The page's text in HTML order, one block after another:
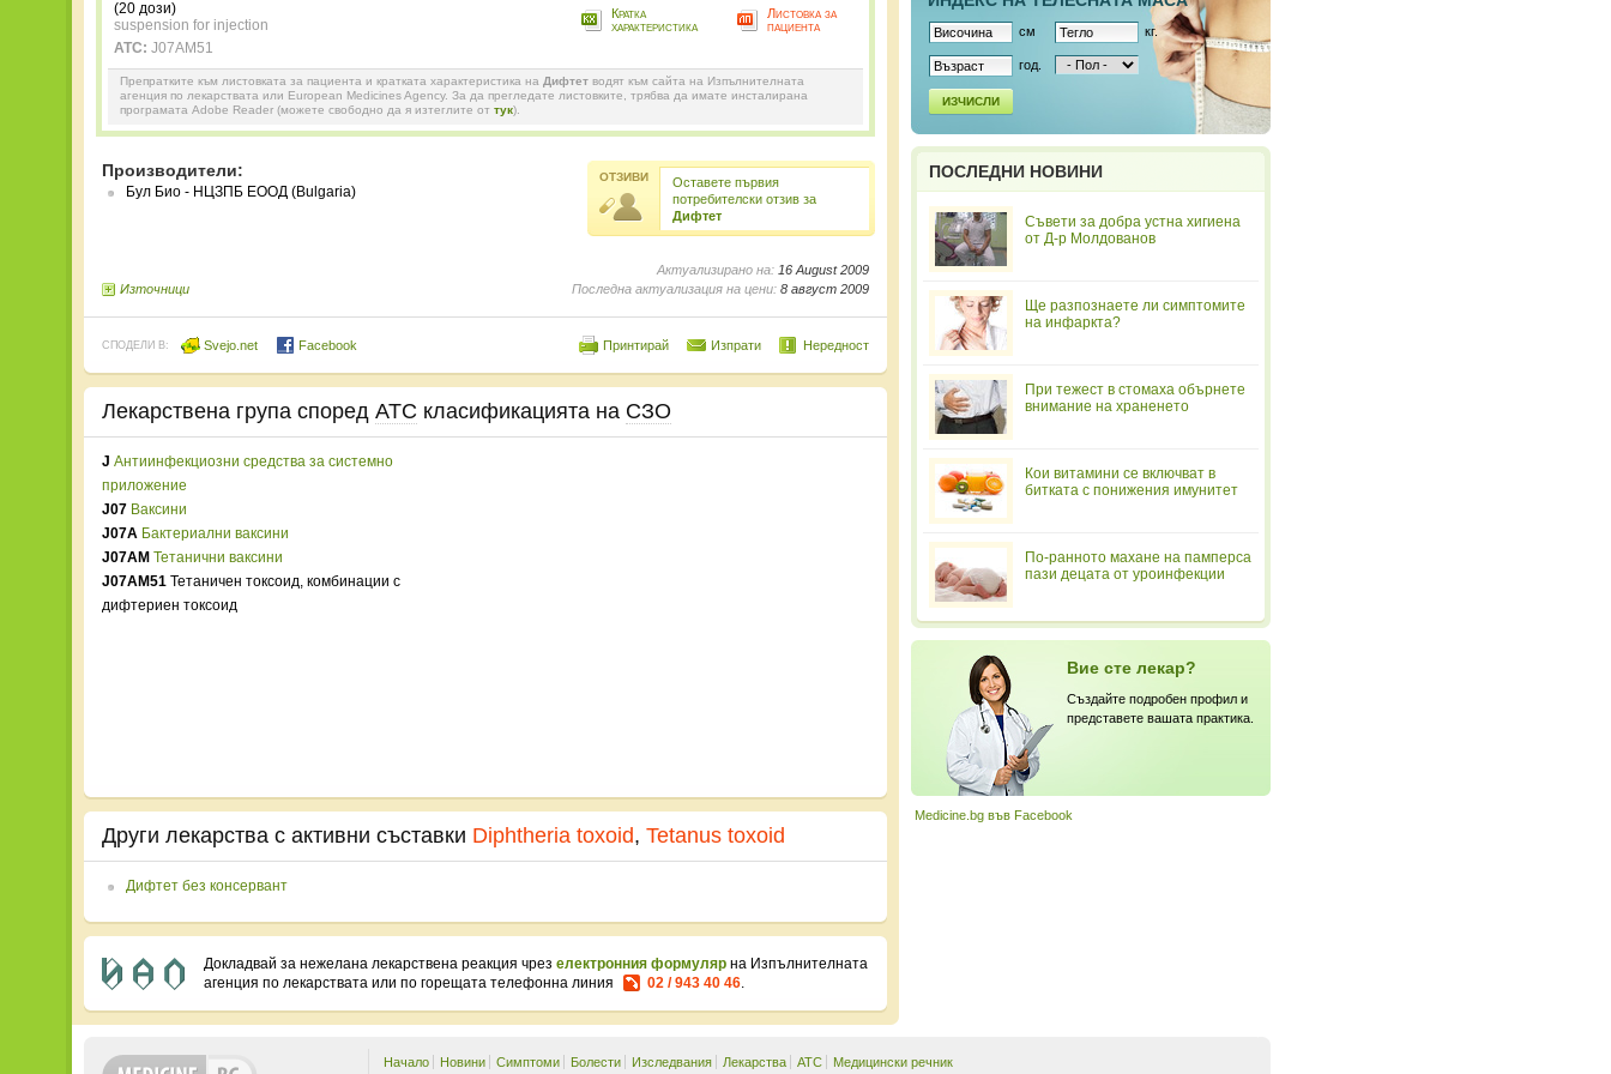
(20 дози)
suspension for injection
ATC: J07AM51
Листовка за
пациента
Кратка
характеристика
Препратките към листовката за пациента и кратката характеристика на Дифтет водят към сайта на Изпълнителната
агенция по лекарствата или European Medicines Agency. За да прегледате листовките, трябва да имате инсталирана
програмата Adobe Reader (можете свободно да я изтеглите от тук).
ОТЗИВИ
Оставете първия
потребителски отзив за
Дифтет
Производители:
Бул Био - НЦЗПБ ЕООД (Bulgaria)
Актуализирано на: 16 August 2009
Последна актуализация на цени: 8 август 2009
Източници
СПОДЕЛИ В: Нередност
Изпрати
Принтирай
Svejo.net Facebook
Лекарствена група според ATC класификацията на СЗО
J Антиинфекциозни средства за системно
приложение
J07 Ваксини
J07A Бактериални ваксини
J07AM Тетанични ваксини
J07AM51 Тетаничен токсоид, комбинации с
дифтериен токсоид
Други лекарства с активни съставки Diphtheria toxoid, Tetanus toxoid
Дифтет без консервант
Докладвай за нежелана лекарствена реакция чрез електронния формуляр на Изпълнителната
агенция по лекарствата или по горещата телефонна линия
02 / 943 40 46.
см кг.
год.
ИЗЧИСЛИ
ПОСЛЕДНИ НОВИНИ
Съвети за добра устна хигиена
от Д-р Молдованов
Ще разпознаете ли симптомите
на инфаркта?
При тежест в стомаха обърнете
внимание на храненето
Кои витамини се включват в
битката с понижения имунитет
По-ранното махане на памперса
пази децата от уроинфекции
Вие сте лекар?
Създайте подробен профил и
представете вашата практика.
Medicine.bg във Facebook
Начало Новини Симптоми Болести Изследвания Лекарства ATC Медицински речник